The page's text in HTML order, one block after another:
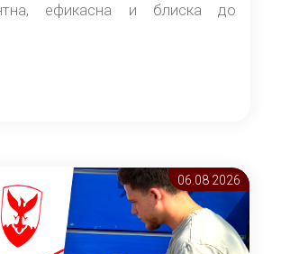
ефикасна и блиска до
06.08 2026